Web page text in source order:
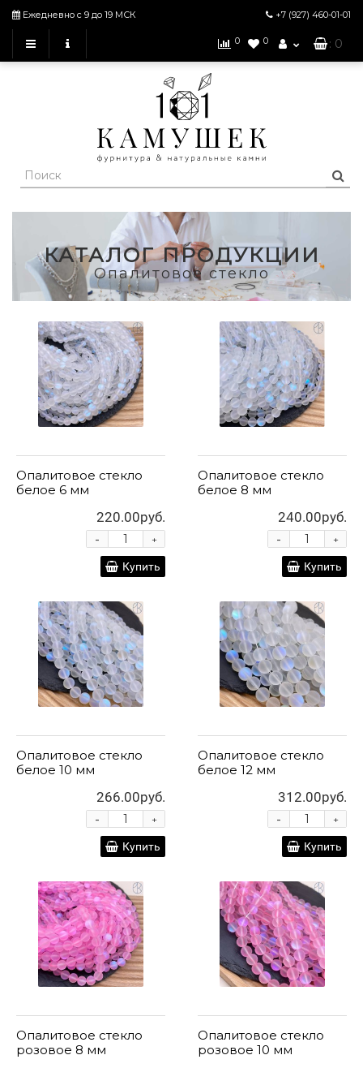
Ежедневно с 9 до 19 МСК +7 (927) 460-01-01
0 0 : 0
КАТАЛОГ ПРОДУКЦИИ
Опалитовое стекло
Опалитовое стекло
белое 6 мм
220.00руб.
+
-
Купить
Опалитовое стекло
белое 8 мм
240.00руб.
+
-
Купить
Опалитовое стекло
белое 10 мм
266.00руб.
+
-
Купить
Опалитовое стекло
белое 12 мм
312.00руб.
+
-
Купить
Опалитовое стекло
розовое 8 мм
Опалитовое стекло
розовое 10 мм